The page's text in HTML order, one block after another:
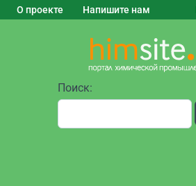
О проекте Напишите нам
Поиск: